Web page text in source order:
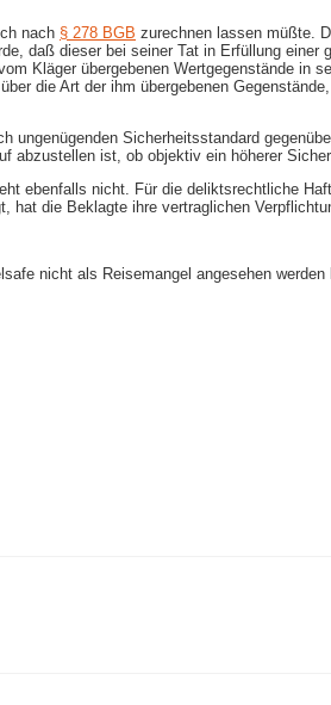
nach § 278 BGB zurechnen lassen müßte.
daß dieser bei seiner Tat in Erfüllung einer
Kläger übergebenen Wertgegenstände in
die Art der ihm übergebenen
Sicherheitsstandard
ist, ob objektiv ein höherer
ebenfalls nicht. Für die deliktsrechtliche
die Beklagte ihre vertraglichen
nicht als Reisemangel angesehen